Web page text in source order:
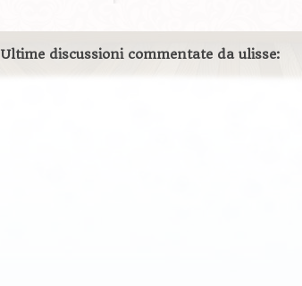
Ultime discussioni commentate da ulisse: